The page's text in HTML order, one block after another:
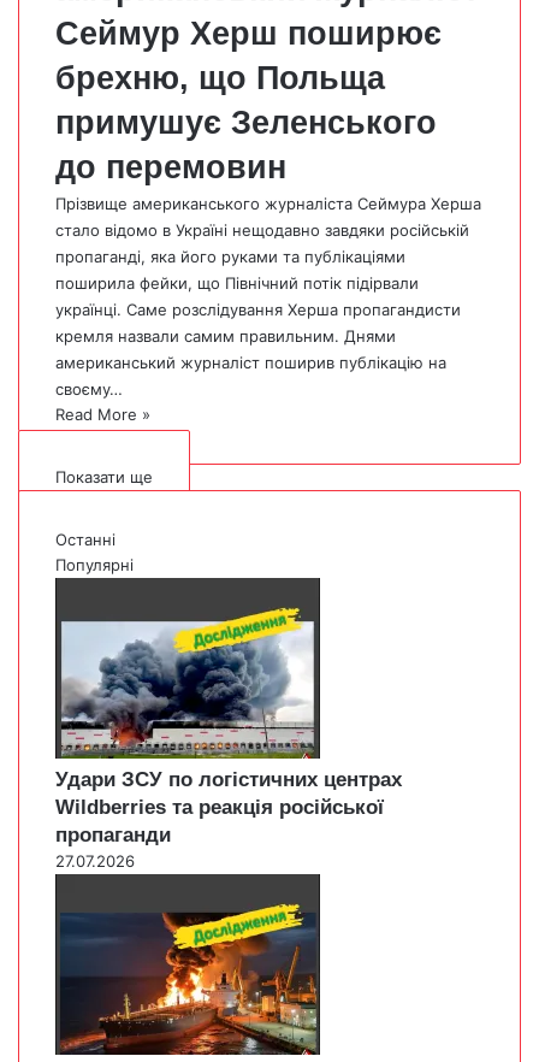
Сеймур Херш поширює
брехню, що Польща
примушує Зеленського
до перемовин
Прізвище американського журналіста Сеймура Херша
стало відомо в Україні нещодавно завдяки російській
пропаганді, яка його руками та публікаціями
поширила фейки, що Північний потік підірвали
українці. Саме розслідування Херша пропагандисти
кремля назвали самим правильним. Днями
американський журналіст поширив публікацію на
своєму…
Read More »
Показати ще
Останні
Популярні
Удари ЗСУ по логістичних центрах
Wildberries та реакція російської
пропаганди
27.07.2026